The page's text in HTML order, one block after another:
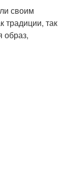
своим
традиции, так
образ,